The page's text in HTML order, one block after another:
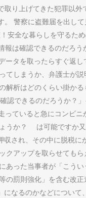
り上げてきた犯罪以
警察に盗難届を出
安全な暮らしを守る
は確認できるのだろ
タを取ったらすぐ返
しまうか、弁護士が
析はどのくらい掛か
認できるのだろうか
ていると急にコンビ
うか？ は可能ですか
され、その中に脱税
アップを取らせて
った当事者が「こう
罰則強化」を含む改
なるのかなどについて